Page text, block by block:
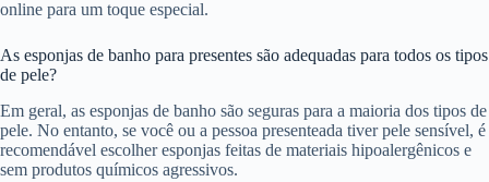
online para um toque especial.
As esponjas de banho para presentes são adequadas para todos os tipos
de pele?
Em geral, as esponjas de banho são seguras para a maioria dos tipos de
pele. No entanto, se você ou a pessoa presenteada tiver pele sensível, é
recomendável escolher esponjas feitas de materiais hipoalergênicos e
sem produtos químicos agressivos.